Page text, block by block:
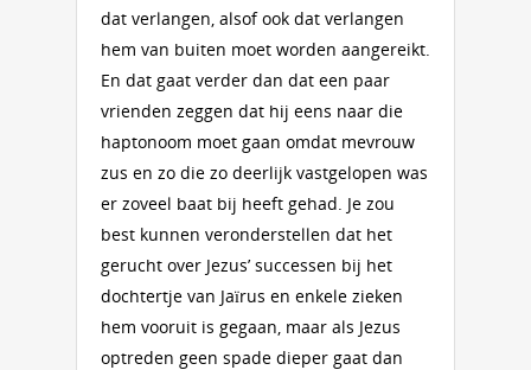
dat verlangen, alsof ook dat verlangen
hem van buiten moet worden aangereikt.
En dat gaat verder dan dat een paar
vrienden zeggen dat hij eens naar die
haptonoom moet gaan omdat mevrouw
zus en zo die zo deerlijk vastgelopen was
er zoveel baat bij heeft gehad. Je zou
best kunnen veronderstellen dat het
gerucht over Jezus’ successen bij het
dochtertje van Jaïrus en enkele zieken
hem vooruit is gegaan, maar als Jezus
optreden geen spade dieper gaat dan